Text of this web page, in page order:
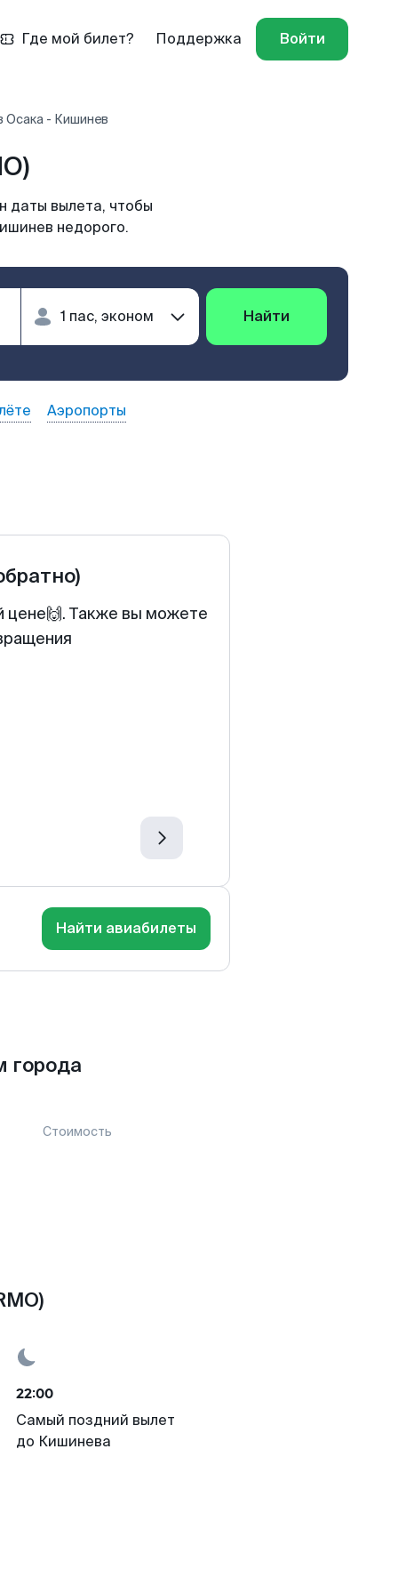
Где мой билет? Поддержка Войти
Осака - Кишинев
даты вылета, чтобы
недорого.
Найти
Аэропорты
цене🙌. Также вы можете
Найти авиабилеты
города
Стоимость
22:00
Самый поздний вылет
до Кишинева